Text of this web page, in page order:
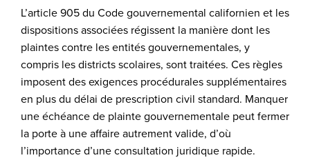
L’article 905 du Code gouvernemental californien et les
dispositions associées régissent la manière dont les
plaintes contre les entités gouvernementales, y
compris les districts scolaires, sont traitées. Ces règles
imposent des exigences procédurales supplémentaires
en plus du délai de prescription civil standard. Manquer
une échéance de plainte gouvernementale peut fermer
la porte à une affaire autrement valide, d’où
l’importance d’une consultation juridique rapide.